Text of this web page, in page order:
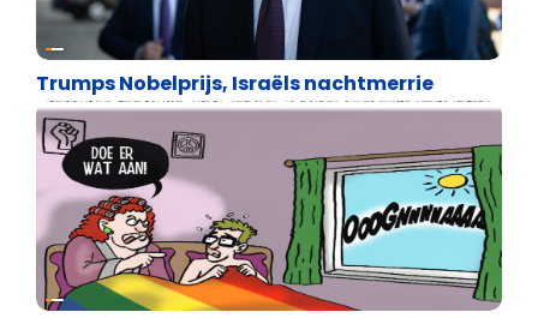
Uncategorized
Trumps Nobelprijs, Israëls nachtmerrie
Uncategorized